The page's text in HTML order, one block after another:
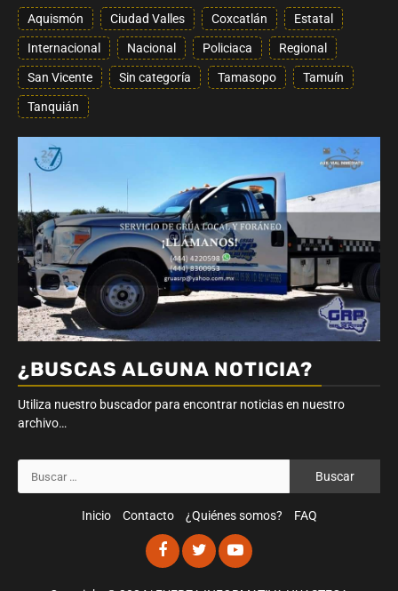
Aquismón Ciudad Valles Coxcatlán Estatal
Internacional Nacional Policiaca Regional
San Vicente Sin categoría Tamasopo Tamuín
Tanquián
¿BUSCAS ALGUNA NOTICIA?
Utiliza nuestro buscador para encontrar noticias en nuestro
archivo…
Inicio Contacto ¿Quiénes somos? FAQ
Facebook
TwitterYoutube